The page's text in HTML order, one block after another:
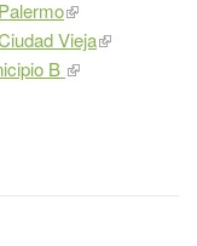
Vieja​
B